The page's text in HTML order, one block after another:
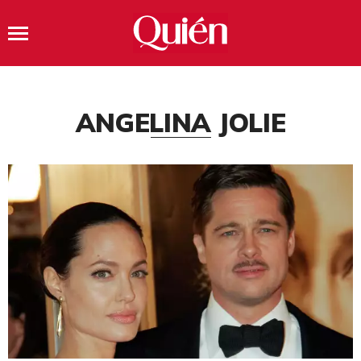
ANGELINA JOLIE